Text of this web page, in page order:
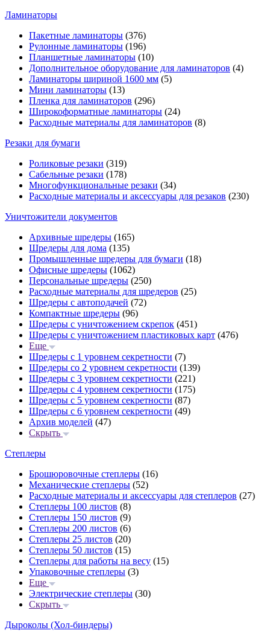
Ламинаторы
Пакетные ламинаторы (376)
Рулонные ламинаторы (196)
Планшетные ламинаторы (10)
Дополнительное оборудование для ламинаторов (4)
Ламинаторы шириной 1600 мм (5)
Мини ламинаторы (13)
Пленка для ламинаторов (296)
Широкоформатные ламинаторы (24)
Расходные материалы для ламинаторов (8)
Резаки для бумаги
Роликовые резаки (319)
Сабельные резаки (178)
Многофункциональные резаки (34)
Расходные материалы и аксессуары для резаков (230)
Уничтожители документов
Архивные шредеры (165)
Шредеры для дома (135)
Промышленные шредеры для бумаги (18)
Офисные шредеры (1062)
Персональные шредеры (250)
Расходные материалы для шредеров (25)
Шредеры с автоподачей (72)
Компактные шредеры (96)
Шредеры с уничтожением скрепок (451)
Шредеры с уничтожением пластиковых карт (476)
Еще
Шредеры с 1 уровнем секретности (7)
Шредеры со 2 уровнем секретности (139)
Шредеры с 3 уровнем секретности (221)
Шредеры с 4 уровнем секретности (175)
Шредеры с 5 уровнем секретности (87)
Шредеры с 6 уровнем секретности (49)
Архив моделей (47)
Скрыть
Степлеры
Брошюровочные степлеры (16)
Механические степлеры (52)
Расходные материалы и аксессуары для степлеров (27)
Степлеры 100 листов (8)
Степлеры 150 листов (9)
Степлеры 200 листов (6)
Степлеры 25 листов (20)
Степлеры 50 листов (15)
Степлеры для работы на весу (15)
Упаковочные степлеры (3)
Еще
Электрические степлеры (30)
Скрыть
Дыроколы (Хол-биндеры)